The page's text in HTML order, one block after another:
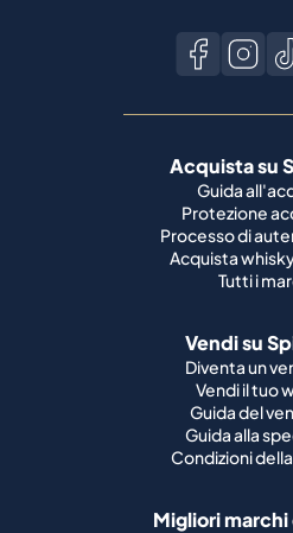
Acquista su
Guida
Protezione
Processo di
Acquista
Tutti i
Vendi su
Diventa un
Vendi il tuo
Guida del
Guida alla
Condizioni
Migliori